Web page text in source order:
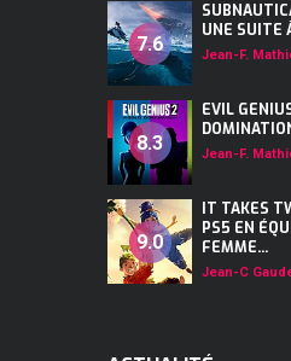
7.6
UNE SUITE
Jean-F.
8.3
EVIL
Jean-F.
9.0
IT TAKES
PS5 EN
FEMME...
Jean-C